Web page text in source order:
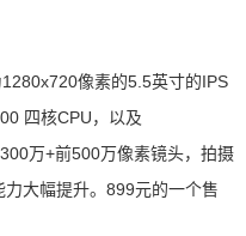
像素的5.5英寸的IPS
四核CPU，以及
万+前500万像素镜头，拍摄
大幅提升。899元的一个售